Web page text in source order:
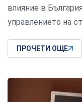
влияние в
управлението на
ПРОЧЕТИ ОЩЕ